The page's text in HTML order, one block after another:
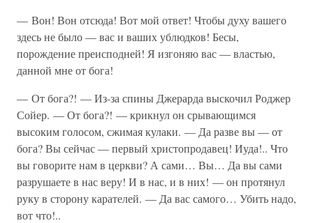
— Вон! Вон отсюда! Вот мой ответ! Чтобы духу вашего
здесь не было — вас и ваших ублюдков! Бесы,
порождение преисподней! Я изгоняю вас — властью,
данной мне от бога!
— От бога?! — Из-за спины Джерарда выскочил Роджер
Сойер. — От бога?! — крикнул он срывающимся
высоким голосом, сжимая кулаки. — Да разве вы — от
бога? Вы сейчас — первый христопродавец! Иуда!.. Что
вы говорите нам в церкви? А сами… Вы… Да вы сами
разрушаете в нас веру! И в нас, и в них! — он протянул
руку в сторону карателей. — Да вас самого… Убить надо,
вот что!..